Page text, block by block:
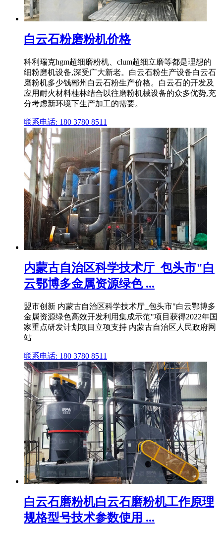
白云石粉磨粉机价格
科利瑞克hgm超细磨粉机、clum超细立磨等都是理想的
细粉磨机设备,深受广大新老。白云石粉生产设备白云石
磨粉机多少钱郴州白云石粉生产价格。白云石的开发及
应用耐火材料桂林结合以往磨粉机械设备的众多优势,充
分考虑新环境下生产加工的需要。
联系电话: 180 3780 8511
内蒙古自治区科学技术厅_包头市"白
云鄂博多金属资源绿色 ...
盟市创新 内蒙古自治区科学技术厅_包头市"白云鄂博多
金属资源绿色高效开发利用集成示范"项目获得2022年国
家重点研发计划项目立项支持 内蒙古自治区人民政府网
站
联系电话: 180 3780 8511
白云石磨粉机白云石磨粉机工作原理
规格型号技术参数使用 ...